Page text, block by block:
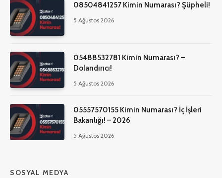
08504841257 Kimin Numarası? Şüpheli!
5 Ağustos 2026
05488532781 Kimin Numarası? –
Dolandırıcı!
5 Ağustos 2026
05557570155 Kimin Numarası? İç İşleri
Bakanlığı! – 2026
5 Ağustos 2026
SOSYAL MEDYA